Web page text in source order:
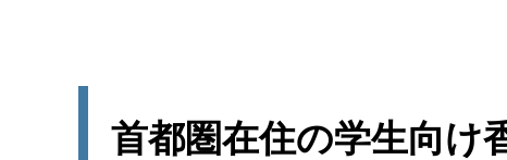
首都圏在住の学生向け